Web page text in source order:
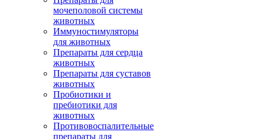
мочеполовой системы
животных
Иммуностимуляторы
для животных
Препараты для сердца
животных
Препараты для суставов
животных
Пробиотики и
пребиотики для
животных
Противовоспалительные
препараты для